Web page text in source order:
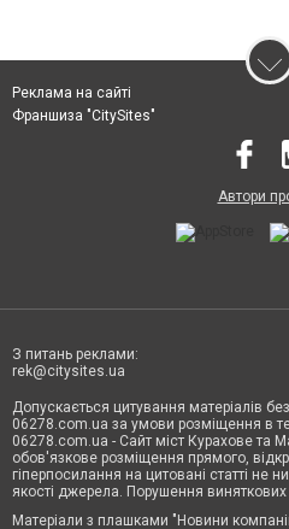
Реклама на сайті
Франшиза "CitySites"
Автори
З питань реклами:
rek@citysites.ua
Допускається цитування матеріалів
06278.com.ua за умови розміщення в
06278.com.ua - Сайт міст Курахове та
обов'язкове розміщення прямого,
гіперпосилання на цитовані статті не
якості джерела. Порушення
Матеріали з плашками "Новини